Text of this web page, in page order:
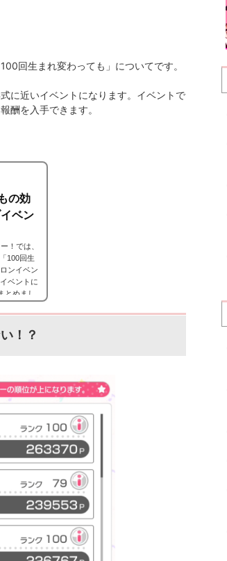
100回生まれ変わっても」 についてです。
に近いイベントになります。イベントで
酬を入手できます。
の効
ベン
！では、
100回生
ンイベン
ベントに
めまし
ンドリ！
！？